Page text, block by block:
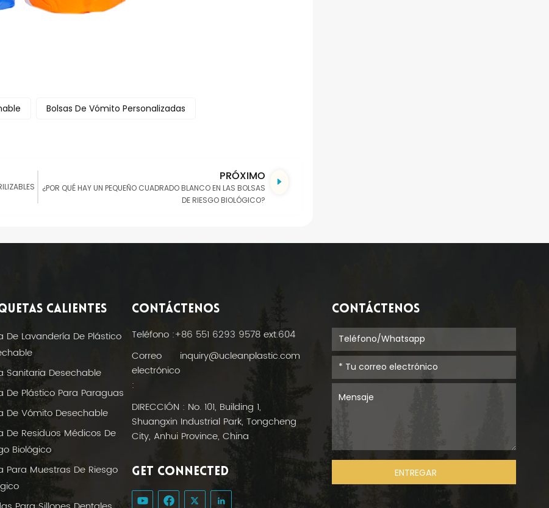
Bolsas De Vómito Personalizadas
PRÓXIMO
¿POR QUÉ HAY UN PEQUEÑO CUADRADO BLANCO EN LAS BOLSAS
DE RIESGO BIOLÓGICO?
CALIENTES
De Lavandería De Plástico
Sanitaria Desechable
De Plástico Para Paraguas
De Vómito Desechable
De Residuos Médicos De
Biológico
Para Muestras De Riesgo
CONTÁCTENOS
Teléfono :+86 551 6293 9578 ext.604
Correo
electrónico
:
inquiry@ucleanplastic.com
DIRECCIÓN : No. 101, Building 1,
Shuangxin Industrial Park, Tongcheng
City, Anhui Province, China
GET CONNECTED
CONTÁCTENOS
ENTREGAR